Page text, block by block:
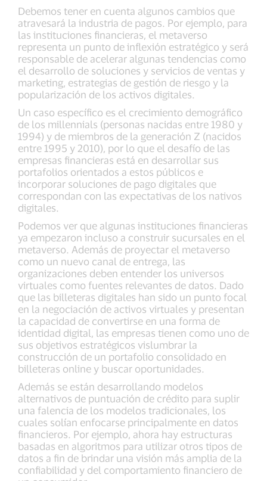
Debemos tener en cuenta algunos cambios que
atravesará la industria de pagos. Por ejemplo, para
las instituciones financieras, el metaverso
representa un punto de inflexión estratégico y será
responsable de acelerar algunas tendencias como
el desarrollo de soluciones y servicios de ventas y
marketing, estrategias de gestión de riesgo y la
popularización de los activos digitales.
Un caso específico es el crecimiento demográfico
de los millennials (personas nacidas entre 1980 y
1994) y de miembros de la generación Z (nacidos
entre 1995 y 2010), por lo que el desafío de las
empresas financieras está en desarrollar sus
portafolios orientados a estos públicos e
incorporar soluciones de pago digitales que
correspondan con las expectativas de los nativos
digitales.
Podemos ver que algunas instituciones financieras
ya empezaron incluso a construir sucursales en el
metaverso. Además de proyectar el metaverso
como un nuevo canal de entrega, las
organizaciones deben entender los universos
virtuales como fuentes relevantes de datos. Dado
que las billeteras digitales han sido un punto focal
en la negociación de activos virtuales y presentan
la capacidad de convertirse en una forma de
identidad digital, las empresas tienen como uno de
sus objetivos estratégicos vislumbrar la
construcción de un portafolio consolidado en
billeteras online y buscar oportunidades.
Además se están desarrollando modelos
alternativos de puntuación de crédito para suplir
una falencia de los modelos tradicionales, los
cuales solían enfocarse principalmente en datos
financieros. Por ejemplo, ahora hay estructuras
basadas en algoritmos para utilizar otros tipos de
datos a fin de brindar una visión más amplia de la
confiabilidad y del comportamiento financiero de